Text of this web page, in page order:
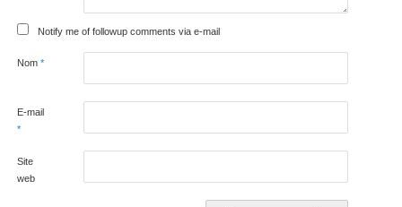
Notify me of followup comments via e-mail
Nom *
E-mail
*
Site
web